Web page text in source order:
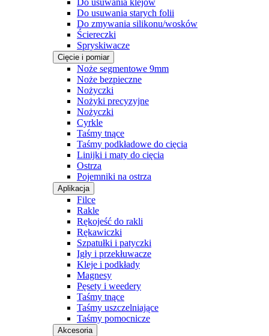
Do usuwania klejów
Do usuwania starych folii
Do zmywania silikonu/wosków
Ściereczki
Spryskiwacze
Cięcie i pomiar
Noże segmentowe 9mm
Noże bezpieczne
Nożyczki
Nożyki precyzyjne
Nożyczki
Cyrkle
Taśmy tnące
Taśmy podkładowe do cięcia
Linijki i maty do cięcia
Ostrza
Pojemniki na ostrza
Aplikacja
Filce
Rakle
Rękojeść do rakli
Rękawiczki
Szpatułki i patyczki
Igły i przekłuwacze
Kleje i podkłady
Magnesy
Pęsety i weedery
Taśmy tnące
Taśmy uszczelniające
Taśmy pomocnicze
Akcesoria